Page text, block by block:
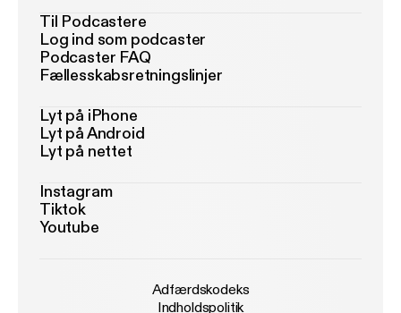
Til Podcastere
Log ind som podcaster
Podcaster FAQ
Fællesskabsretningslinjer
Lyt på iPhone
Lyt på Android
Lyt på nettet
Instagram
Tiktok
Youtube
Adfærdskodeks
Indholdspolitik